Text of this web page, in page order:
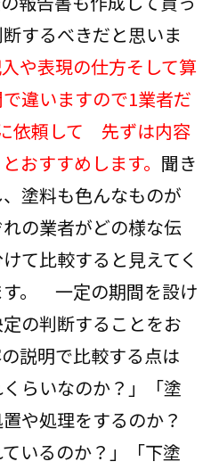
するべきだと思いま
や表現の仕方そして算
違いますので1業者だ
依頼して 先ずは内容
おすすめします。 聞き
塗料も色んなものが
の業者がどの様な伝
て比較すると見えてく
す。 一定の期間を設け
の判断することをお
説明で比較する点は
くらいなのか？」「塗
や処理をするのか？
いるのか？」「下塗